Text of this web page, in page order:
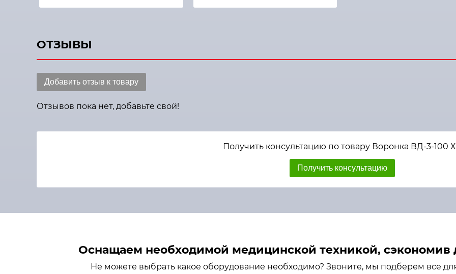
ОТЗЫВЫ
Добавить отзыв к товару
Отзывов пока нет, добавьте свой!
Получить консультацию по товару Воронка ВД-3-100
Получить консультацию
Оснащаем необходимой медицинской техникой, сэкономив
Не можете выбрать какое оборудование необходимо? Звоните, мы подберем все